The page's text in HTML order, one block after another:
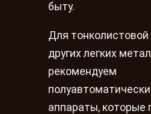
быту.
Для тонколистовой
других легких
рекомендуем
аппараты, которые